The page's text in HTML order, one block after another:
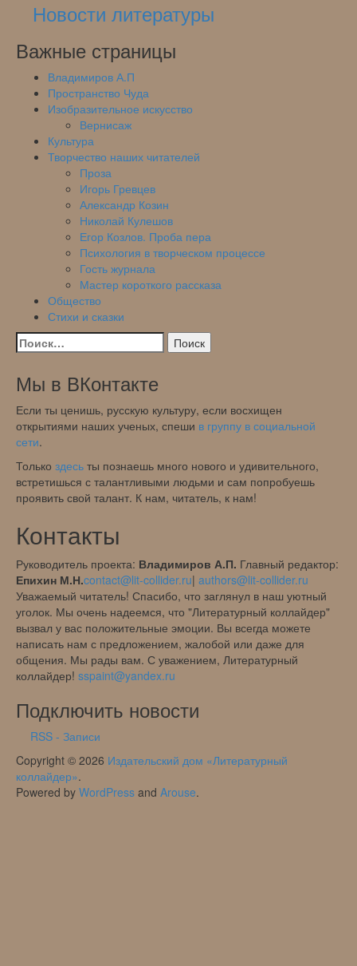
Новости литературы
Важные страницы
Владимиров А.П
Пространство Чуда
Изобразительное искусство
Вернисаж
Культура
Творчество наших читателей
Проза
Игорь Гревцев
Александр Козин
Николай Кулешов
Егор Козлов. Проба пера
Психология в творческом процессе
Гость журнала
Мастер короткого рассказа
Общество
Стихи и сказки
Найти:
Мы в ВКонтакте
Если ты ценишь, русскую культуру, если восхищен
открытиями наших ученых, спеши в группу в социальной
сети.
Только здесь ты познаешь много нового и удивительного,
встретишься с талантливыми людьми и сам попробуешь
проявить свой талант. К нам, читатель, к нам!
Контакты
Руководитель проекта: Владимиров А.П. Главный редактор:
Епихин М.Н.contact@lit-collider.ru| authors@lit-collider.ru
Уважаемый читатель! Спасибо, что заглянул в наш уютный
уголок. Мы очень надеемся, что "Литературный коллайдер"
вызвал у вас положительные эмоции. Вы всегда можете
написать нам с предложением, жалобой или даже для
общения. Мы рады вам. С уважением, Литературный
коллайдер! sspaint@yandex.ru
Подключить новости
RSS - Записи
Copyright © 2026 Издательский дом «Литературный
коллайдер».
Powered by WordPress and Arouse.